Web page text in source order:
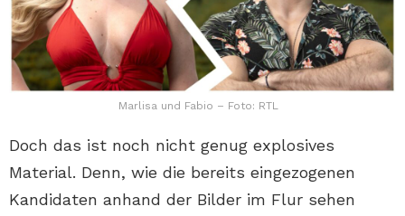
Marlisa und Fabio – Foto: RTL
Doch das ist noch nicht genug explosives
Material. Denn, wie die bereits eingezogenen
Kandidaten anhand der Bilder im Flur sehen